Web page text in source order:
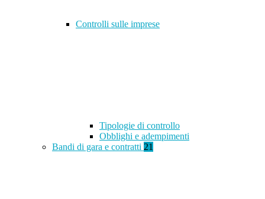
Controlli sulle imprese
Tipologie di controllo
Obblighi e adempimenti
Bandi di gara e contratti 21